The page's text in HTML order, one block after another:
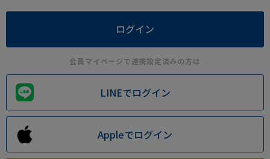
会員マイページで連携設定済みの方は
LINEでログイン
Appleでログイン